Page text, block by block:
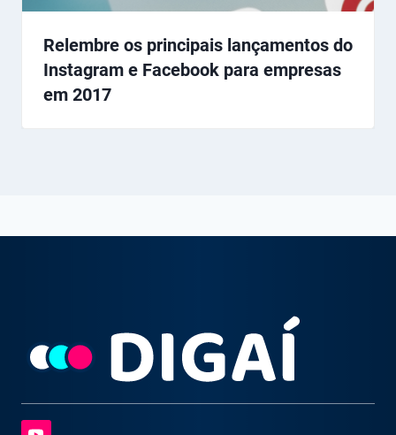
Relembre os principais lançamentos do
Instagram e Facebook para empresas
em 2017